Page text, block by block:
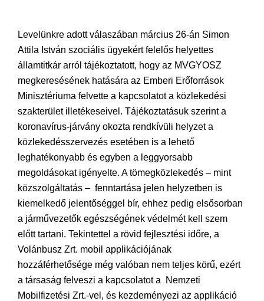
Levelünkre adott válaszában március 26-án Simon
Attila István szociális ügyekért felelős helyettes
államtitkár arról tájékoztatott, hogy az MVGYOSZ
megkeresésének hatására az Emberi Erőforrások
Minisztériuma felvette a kapcsolatot a közlekedési
szakterület illetékeseivel. Tájékoztatásuk szerint a
koronavírus-járvány okozta rendkívüli helyzet a
közlekedésszervezés esetében is a lehető
leghatékonyabb és egyben a leggyorsabb
megoldásokat igényelte. A tömegközlekedés – mint
közszolgáltatás – fenntartása jelen helyzetben is
kiemelkedő jelentőséggel bír, ehhez pedig elsősorban
a járművezetők egészségének védelmét kell szem
előtt tartani. Tekintettel a rövid fejlesztési időre, a
Volánbusz Zrt. mobil applikációjának
hozzáférhetősége még valóban nem teljes körű, ezért
a társaság felveszi a kapcsolatot a Nemzeti
Mobilfizetési Zrt.-vel, és kezdeményezi az applikáció